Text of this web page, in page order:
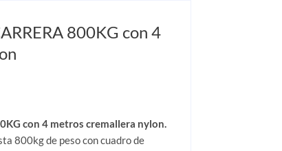
800KG con 4
con 4 metros cremallera nylon.
800kg de peso con cuadro de